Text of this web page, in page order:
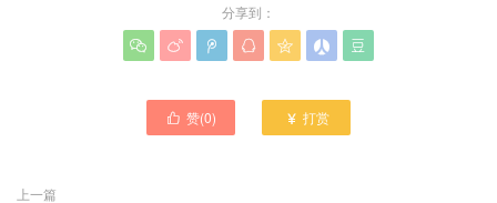
分享到：
      
 赞(0)  打赏
上一篇